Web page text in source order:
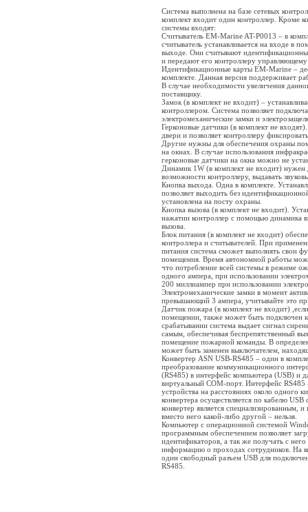
Система выполнена на базе сетевых
комплект входит один контроллер. Кроме
системы входят:
Считыватель EM-Marine AT-P0013 – в
считыватель устанавливается на входе в
выходе. Они считывают
и передают его контроллеру
Идентификационные карты EM-Marine –
комплекте. Данная версия поддерживает
В случае необходимости увеличения
поставщику.
Замок (в комплект не входит) –
контроллером. Система позволяет
электромеханические замки и
Герконовые датчики (в комплект не
двери и позволяет контроллеру
Другие нужны для обеспечения охраны
на окнах. В случае использования
герконовые датчики на окна можно не
Динамик 1W (в комплект не входит) нужен
возможности контроллеру, выдавать
Кнопка выхода. Одна в комплекте.
позволяет выходить без
установлена на посту охраны.
Кнопка вызова (в комплект не входит).
нажатии контроллер с помощью динамика
вызова.
Блок питания (в комплект не входит)
контроллера и считывателей. При
питания система сможет выполнять свои
помещения. Время автономной работы
что потребление всей системы в режиме
одного ампера, при использовании
200 миллиампер при использовании
Электромеханические замки в момент
превышающий 3 ампера, учитывайте это
Датчик пожара (в комплект не входит)
помещении, также может быть подключен
срабатывании система выдает сигнал
самым, обеспечивая беспрепятственный
помещение пожарной команды. В
может быть заменен выключателем,
Конвертер ASN USB-RS485 – один в
преобразование коммуникационного
(RS485) в интерфейс компьютера (USB) и
виртуальный COM-порт. Интерфейс RS485
устройства на расстояниях около одного
конвертера осуществляется по кабелю
конвертер является специализированным, и
вместо него какой-либо другой – нельзя.
Компьютер с операционной системой
программным обеспечением позволяет
идентификаторов, а так же получать с
информацию о проходах сотрудников. На
один свободный разъем USB для
RS485.